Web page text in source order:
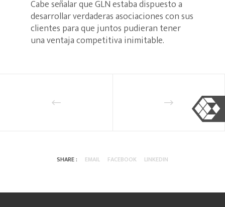
Cabe señalar que GLN estaba dispuesto a
desarrollar verdaderas asociaciones con sus
clientes para que juntos pudieran tener
una ventaja competitiva inimitable.
SHARE : EMAIL FACEBOOK LINKEDIN